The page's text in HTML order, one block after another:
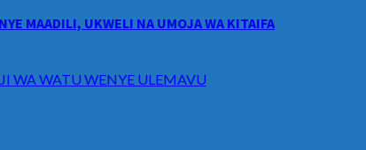
MAADILI, UKWELI NA UMOJA WA KITAIFA
WA WATU WENYE ULEMAVU